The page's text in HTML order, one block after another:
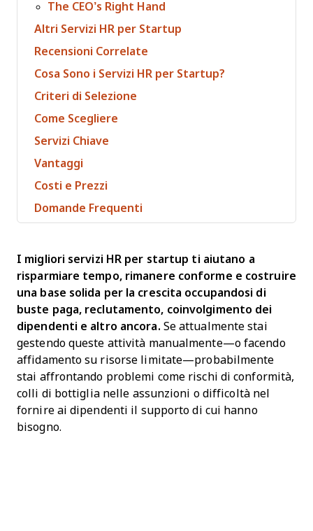
The CEO’s Right Hand
Altri Servizi HR per Startup
Recensioni Correlate
Cosa Sono i Servizi HR per Startup?
Criteri di Selezione
Come Scegliere
Servizi Chiave
Vantaggi
Costi e Prezzi
Domande Frequenti
I migliori servizi HR per startup ti aiutano a
risparmiare tempo, rimanere conforme e costruire
una base solida per la crescita occupandosi di
buste paga, reclutamento, coinvolgimento dei
dipendenti e altro ancora. Se attualmente stai
gestendo queste attività manualmente—o facendo
affidamento su risorse limitate—probabilmente
stai affrontando problemi come rischi di conformità,
colli di bottiglia nelle assunzioni o difficoltà nel
fornire ai dipendenti il supporto di cui hanno
bisogno.